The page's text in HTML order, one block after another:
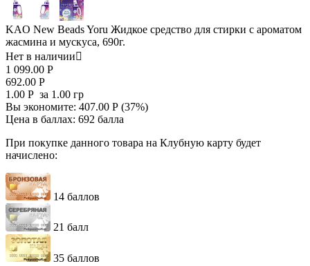
KAO New Beads Yoru Жидкое средство для стирки с ароматом
жасмина и мускуса, 690г.
Нет в наличии
1 099.00 Р
692.00 Р
1.00 Р за 1.00 гр
Вы экономите: 407.00 Р (37%)
Цена в баллах: 692 балла
При покупке данного товара на Клубную карту будет
начислено:
14 баллов
21 балл
35 баллов